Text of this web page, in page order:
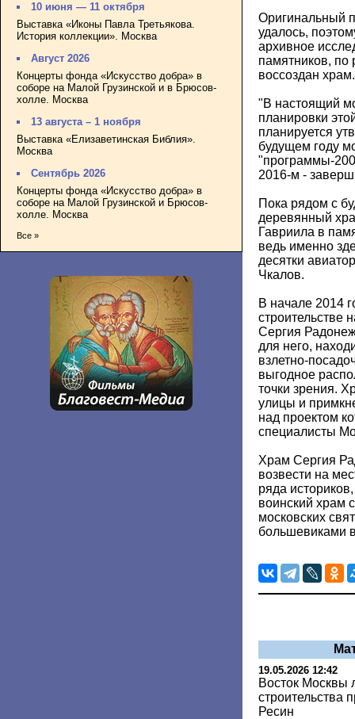
10 июня — 11 октября
Выставка «Иконы Павла Третьякова.
История коллекции». Москва
Август 2026
Концерты фонда «Искусство добра» в
соборе на Малой Грузинской и в Брюсов-
холле. Москва
13 августа – 1 ноября
Выставка «Елизаветинская Библия».
Москва
Сентябрь 2026
Концерты фонда «Искусство добра» в
соборе на Малой Грузинской и Брюсов-
холле. Москва
Все »
Оригинальный
удалось,
архивное
памятников, по
воссоздан храм.
"В настоящий
планировки
планируется
будущем году
"программы-
2016-м -
Пока рядом с
деревянный
Гавриила в
ведь именно
десятки
Чкалов.
В начале 2014
строительстве
Сергия
для него,
взлетно-
выгодное
точки зрения.
улицы и
над проектом
специалисты
Храм Сергия
возвести на
ряда
воинский храм
московских
большевиками
19.05.2026 12:42
Восток Москвы
строительства
Ресин